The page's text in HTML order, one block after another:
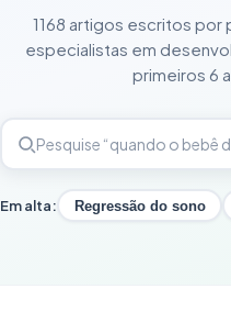
1168 artigos escritos
especialistas em
primeiros 6
Em alta: Regressão do sono